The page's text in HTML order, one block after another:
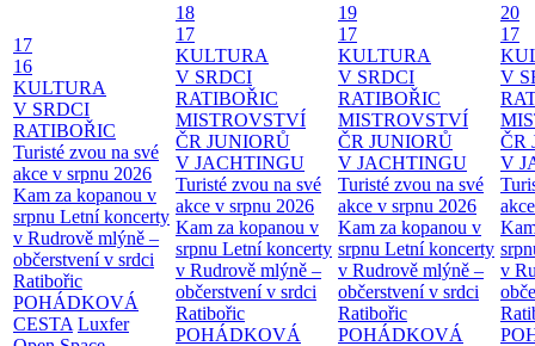
17
16
KULTURA
V SRDCI
RATIBOŘIC
Turisté zvou na své
akce v srpnu 2026
Kam za kopanou v
srpnu Letní koncerty
v Rudrově mlýně –
občerstvení v srdci
Ratibořic
POHÁDKOVÁ
CESTA Luxfer
18
17
KULTURA
V SRDCI
RATIBOŘIC
MISTROVSTVÍ
ČR JUNIORŮ
V JACHTINGU
Turisté zvou na své
akce v srpnu 2026
Kam za kopanou v
srpnu Letní koncerty
v Rudrově mlýně –
občerstvení v srdci
Ratibořic
POHÁDKOVÁ
19
17
KULTURA
V SRDCI
RATIBOŘIC
MISTROVSTVÍ
ČR JUNIORŮ
V JACHTINGU
Turisté zvou na své
akce v srpnu 2026
Kam za kopanou v
srpnu Letní koncerty
v Rudrově mlýně –
občerstvení v srdci
Ratibořic
POHÁDKOVÁ
20
17
V
ČR
V
v